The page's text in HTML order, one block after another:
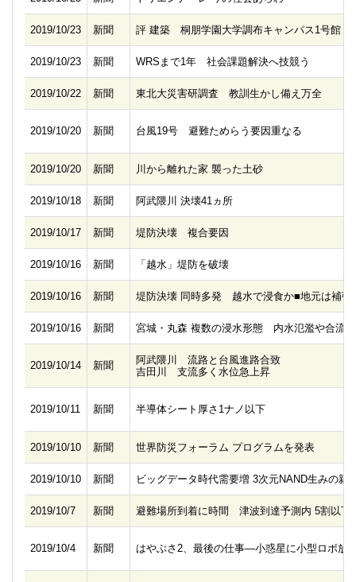
2019/10/23 新聞 評 建築 桐朋学園大学調布キャンパス1号館
2019/10/23 新聞 WRSまで1年 社会課題解決へ技競う
2019/10/22 新聞 東北大災害研調査 教訓生かし備え万全
2019/10/20 新聞 台風19号 避難ためらう要因重なる
2019/10/20 新聞 川から離れた家 襲った土砂
2019/10/18 新聞 阿武隈川 決壊41ヵ所
2019/10/17 新聞 堤防決壊 複合要因
2019/10/16 新聞 「越水」堤防を破壊
2019/10/16 新聞 堤防決壊 同時多発 越水で浸食か■地元は補強
2019/10/16 新聞 宮城・丸森 複数の浸水形態 内水氾濫や合流
2019/10/14 新聞
阿武隈川 流路と台風進路合致
吉田川 支流多く水位急上昇
2019/10/11 新聞 半導体シート厚さ1ナノ以下
2019/10/10 新聞 世界防災フォーラム プログラムを発表
2019/10/10 新聞 ビッグデータ時代需要増 3次元NAND生みの親
2019/10/7 新聞 避難場所到着に時間 津波到達予測内 5割以下
2019/10/4 新聞 はやぶさ2、最後の仕事―小惑星に小型ロボ放